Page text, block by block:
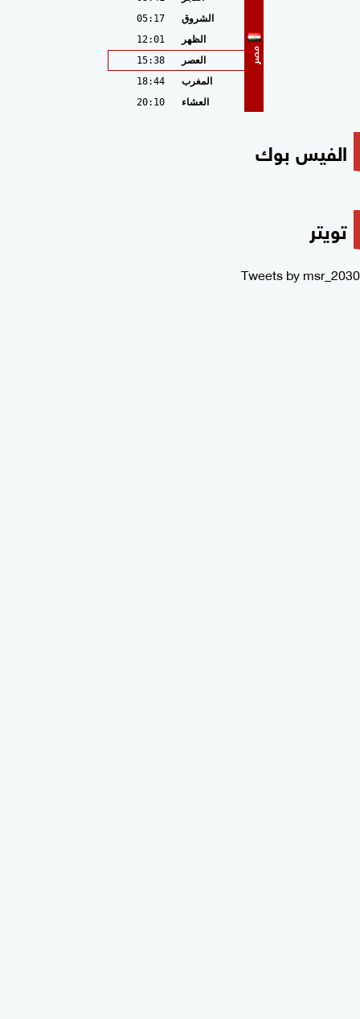
مصر
الشروق
05:17
الظهر
12:01
العصر
15:38
المغرب
18:44
العشاء
20:10
الفيس بوك
تويتر
Tweets by msr_2030